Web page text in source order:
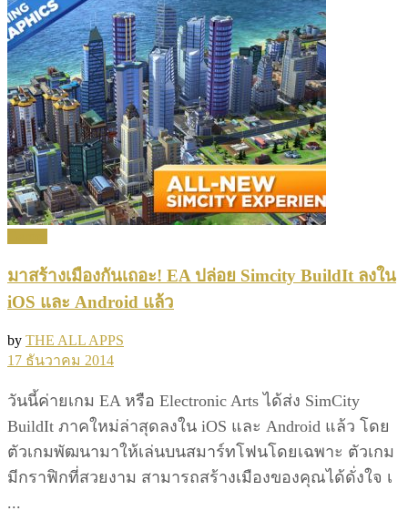
มาสร้างเมืองกันเถอะ! EA ปล่อย Simcity BuildIt ลงใน
iOS และ Android แล้ว
by THE ALL APPS
17 ธันวาคม 2014
วันนี้ค่ายเกม EA หรือ Electronic Arts ได้ส่ง SimCity
BuildIt ภาคใหม่ล่าสุดลงใน iOS และ Android แล้ว โดย
ตัวเกมพัฒนามาให้เล่นบนสมาร์ทโฟนโดยเฉพาะ ตัวเกม
มีกราฟิกที่สวยงาม สามารถสร้างเมืองของคุณได้ดั่งใจ เ
...